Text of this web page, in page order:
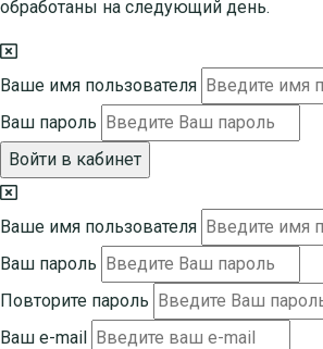
обработаны на следующий день.
Ваше имя пользователя
Ваш пароль
Войти в кабинет
Ваше имя пользователя
Ваш пароль
Повторите пароль
Ваш e-mail